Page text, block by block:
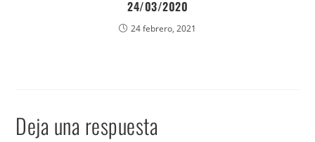
24/03/2020
24 febrero, 2021
Deja una respuesta